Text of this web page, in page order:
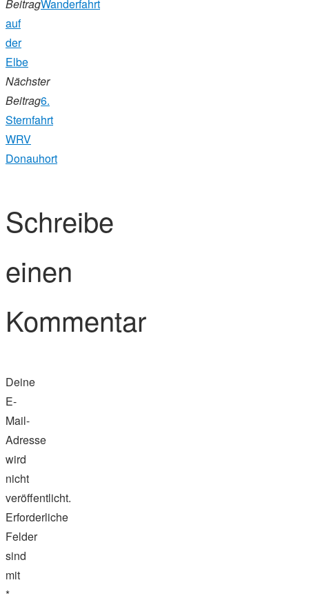
BeitragWanderfahrt
auf
der
Elbe
Nächster
Beitrag6.
Sternfahrt
WRV
Donauhort
Schreibe
einen
Kommentar
Deine
E-
Mail-
Adresse
wird
nicht
veröffentlicht.
Erforderliche
Felder
sind
mit
*